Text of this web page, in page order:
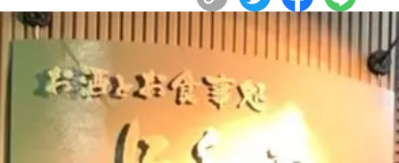
三重エリア
滋賀エリア
京都エリア
大阪市エリア
北摂エリア
堺・泉州エリア
河内エリア
兵庫エリア
奈良エリア
和歌山エリア
島根エリア